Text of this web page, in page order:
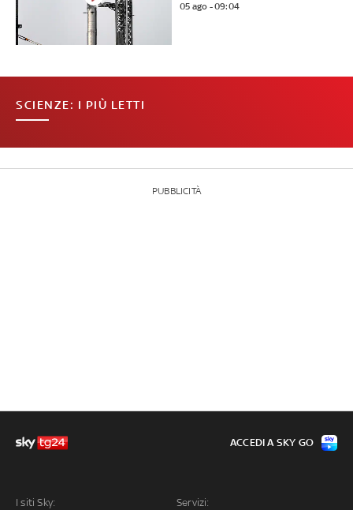
05 ago - 09:04
SCIENZE: I PIÙ LETTI
PUBBLICITÀ
I siti Sky: Servizi:
ACCEDI A SKY GO